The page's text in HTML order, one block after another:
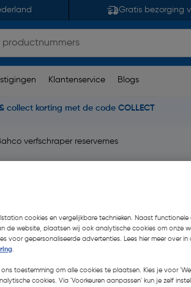
Gratis bezorging
Klantenservice Blogs
collect korting met de code COLLECT
verfschraper reservemes
€ 12,41| Excl. btw €
cookies en vergelijkbare technieken. Naast functionele
de website, plaatsen wij ook analytische cookies om onze
voor gepersonaliseerde advertenties. Lees hier meer over in
.
toestemming om alle cookies te plaatsen. Kies je voor
cookies. Via 'Voorkeuren aanpassen' kun je zelf